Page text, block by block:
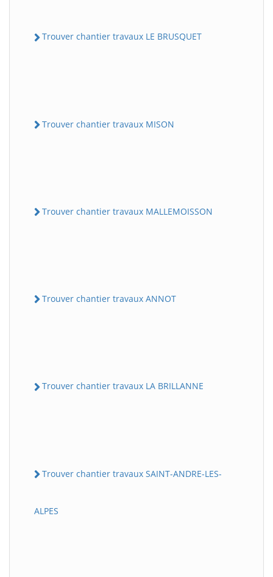
Trouver chantier travaux LE BRUSQUET
Trouver chantier travaux MISON
Trouver chantier travaux MALLEMOISSON
Trouver chantier travaux ANNOT
Trouver chantier travaux LA BRILLANNE
Trouver chantier travaux SAINT-ANDRE-LES-
ALPES